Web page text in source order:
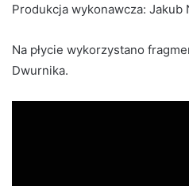
Produkcja wykonawcza: Jakub
Na płycie wykorzystano
Dwurnika.